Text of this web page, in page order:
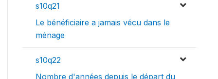
s10q21
Le bénéficiaire a jamais vécu dans le
ménage
s10q22
Nombre d'années depuis le départ du